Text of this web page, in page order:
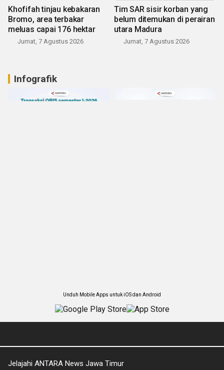
Khofifah tinjau kebakaran
Bromo, area terbakar
meluas capai 176 hektar
Jumat, 7 Agustus 2026
Tim SAR sisir korban yang
belum ditemukan di perairan
utara Madura
Jumat, 7 Agustus 2026
Infografik
Unduh Mobile Apps untuk iOS dan Android
Jelajahi ANTARA News Jawa Timur